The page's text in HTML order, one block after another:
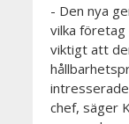
- Den nya
vilka
viktigt att
chef, säger